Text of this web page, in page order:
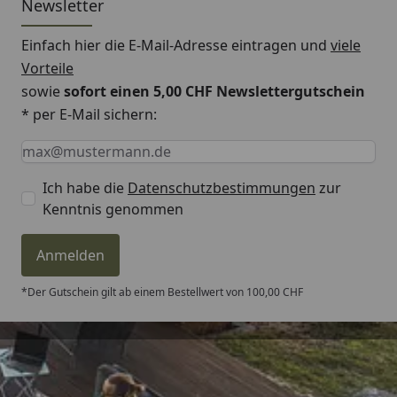
hinten
Dachüberstand
seitlich
21 cm
Schneelast
Ausführung
Dachstärke
19 mm
Wand
19 mm - Elementbauweise
Tür (B xT)
Sprossenverglasung
Fenster
Verglasung
Sicherheitsglas
Newsletter
Einfach hier die E-Mail-Adresse eintragen und viele
Vorteile
sowiesofort einen 5,00 CHF Newslettergutschein
* per E-Mail sichern:
Keine Eingabe erforderlich
Eingabe erforderlich
E-Mail *
Ich habe die Datenschutzbestimmungen zur
Kenntnis genommen
Anmelden
*Der Gutschein gilt ab einem Bestellwert von 100,00 CHF
Trusted Shops